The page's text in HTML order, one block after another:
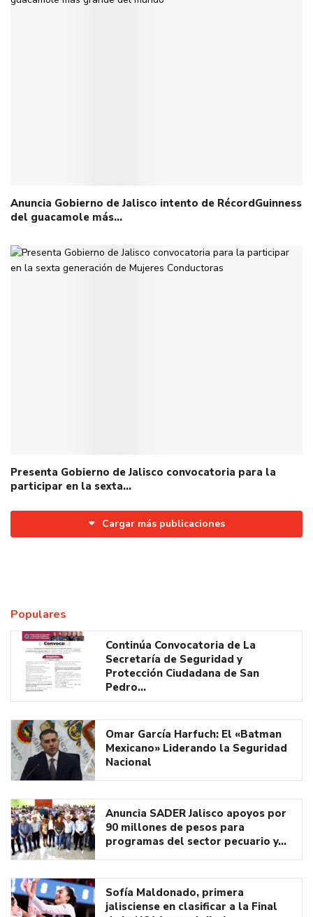
Anuncia Gobierno de Jalisco intento de RécordGuinness
del guacamole más…
Presenta Gobierno de Jalisco convocatoria para la
participar en la sexta…
Cargar más publicaciones
Populares
Continúa Convocatoria de La
Secretaría de Seguridad y
Protección Ciudadana de San
Pedro…
Omar García Harfuch: El «Batman
Mexicano» Liderando la Seguridad
Nacional
Anuncia SADER Jalisco apoyos por
90 millones de pesos para
programas del sector pecuario y…
Sofía Maldonado, primera
jalisciense en clasificar a la Final